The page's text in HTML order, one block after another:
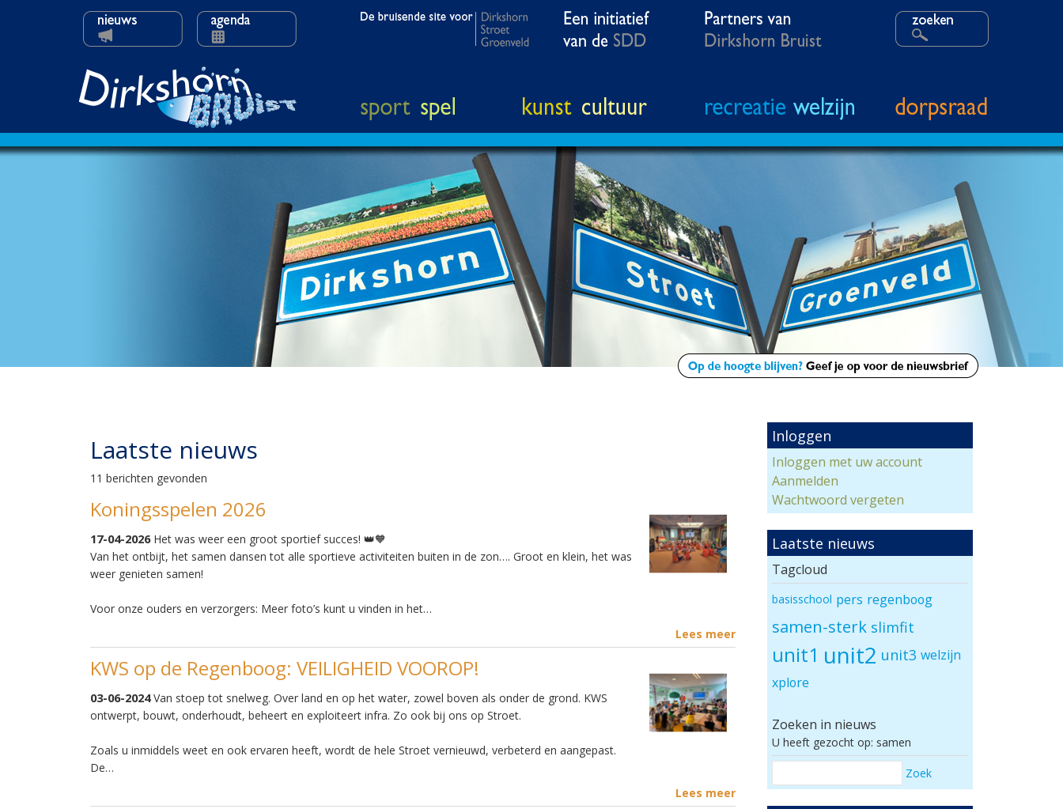
Laatste nieuws
11 berichten gevonden
Koningsspelen 2026
17-04-2026Het was weer een groot sportief succes! 👑🧡
Van het ontbijt, het samen dansen tot alle sportieve activiteiten buiten in de zon…. Groot en klein, het was
weer genieten samen!
Voor onze ouders en verzorgers: Meer foto’s kunt u vinden in het…
Lees meer
KWS op de Regenboog: VEILIGHEID VOOROP!
03-06-2024Van stoep tot snelweg. Over land en op het water, zowel boven als onder de grond. KWS
ontwerpt, bouwt, onderhoudt, beheert en exploiteert infra. Zo ook bij ons op Stroet.
Zoals u inmiddels weet en ook ervaren heeft, wordt de hele Stroet vernieuwd, verbeterd en aangepast.
De…
Lees meer
Inloggen
Inloggen met uw account
Aanmelden
Wachtwoord vergeten
Laatste nieuws
Tagcloud
basisschool pers regenboog
samen-sterk slimfit
unit1 unit2 unit3 welzijn
xplore
Zoeken in nieuws
U heeft gezocht op: samen
Zoek